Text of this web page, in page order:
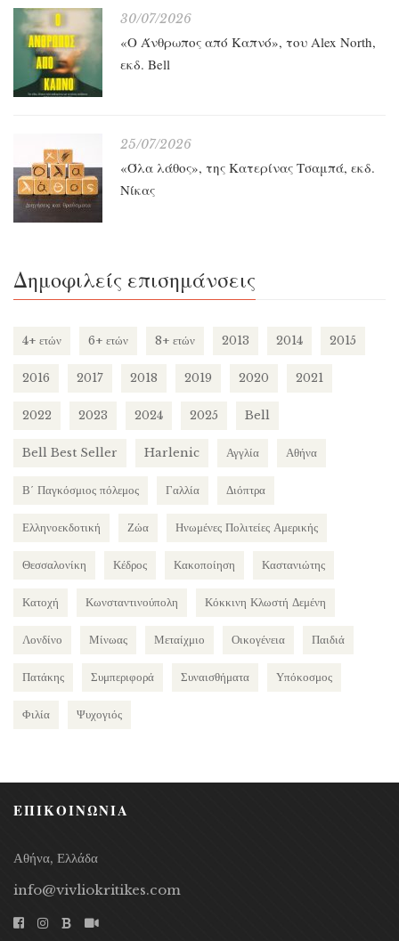
30/07/2026
«O Άνθρωπος από Καπνό», του Alex North,
εκδ. Bell
25/07/2026
«Όλα λάθος», της Κατερίνας Τσαμπά, εκδ.
Νίκας
Δημοφιλείς επισημάνσεις
4+ ετών 6+ ετών 8+ ετών 2013 2014 2015
2016 2017 2018 2019 2020 2021
2022 2023 2024 2025 Bell
Bell Best Seller Harlenic Αγγλία Αθήνα
Β΄ Παγκόσμιος πόλεμος Γαλλία Διόπτρα
Ελληνοεκδοτική Ζώα Ηνωμένες Πολιτείες Αμερικής
Θεσσαλονίκη Κέδρος Κακοποίηση Καστανιώτης
Κατοχή Κωνσταντινούπολη Κόκκινη Κλωστή Δεμένη
Λονδίνο Μίνωας Μεταίχμιο Οικογένεια Παιδιά
Πατάκης Συμπεριφορά Συναισθήματα Υπόκοσμος
Φιλία Ψυχογιός
ΕΠΙΚΟΙΝΩΝΙΑ
Αθήνα, Ελλάδα
info@vivliokritikes.com